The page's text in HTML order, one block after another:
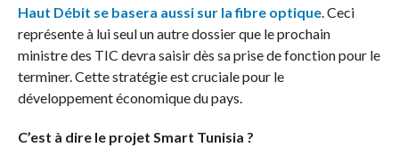
Haut Débit se basera aussi sur la fibre optique. Ceci
représente à lui seul un autre dossier que le prochain
ministre des TIC devra saisir dès sa prise de fonction pour le
terminer. Cette stratégie est cruciale pour le
développement économique du pays.
C’est à dire le projet Smart Tunisia ?